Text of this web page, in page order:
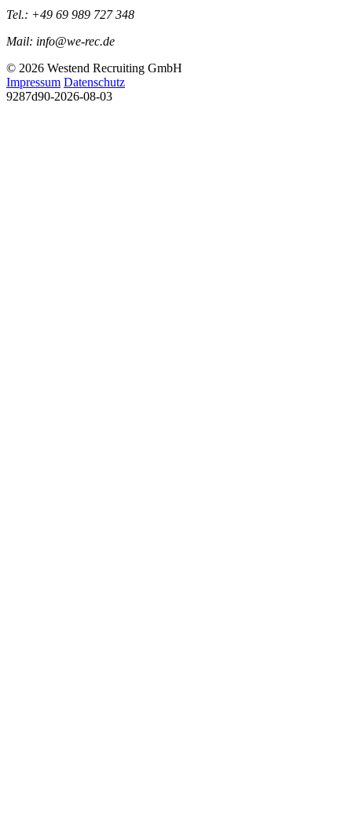
Tel.: +49 69 989 727 348
Mail: info@we-rec.de
© 2026 Westend Recruiting GmbH
Impressum Datenschutz
9287d90-2026-08-03